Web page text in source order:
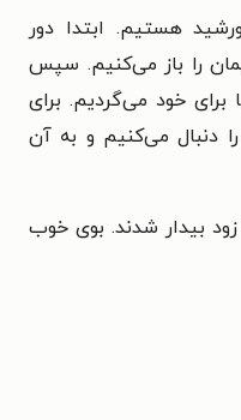
هستیم. ابتدا دور
را باز می‌کنیم. سپس
برای خود می‌گردیم. برای
دنبال می‌کنیم و به آن
بیدار شدند. بوی خوب